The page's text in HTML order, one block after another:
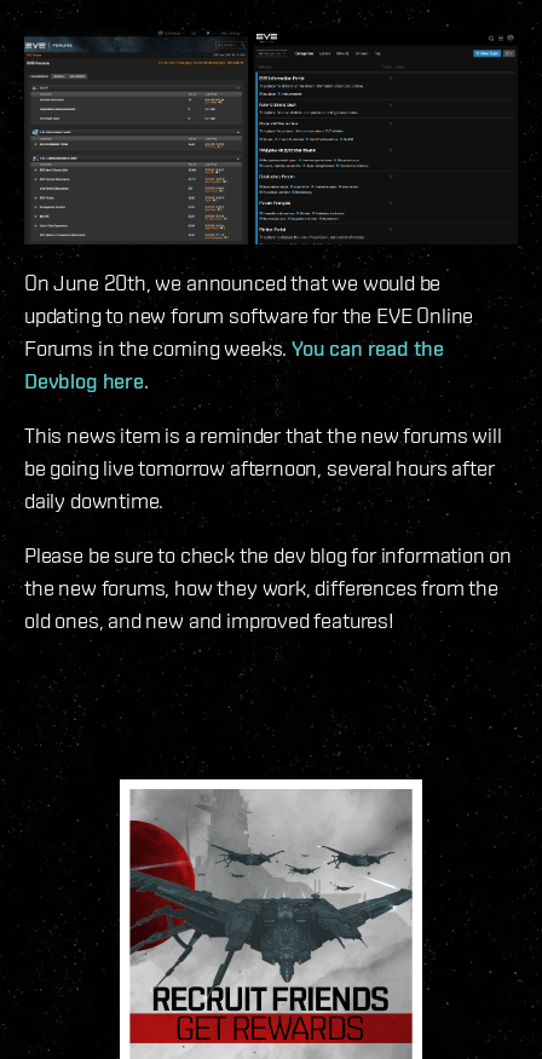
On June 20th, we announced that we would be
updating to new forum software for the EVE Online
Forums in the coming weeks. You can read the
Devblog here.
This news item is a reminder that the new forums will
be going live tomorrow afternoon, several hours after
daily downtime.
Please be sure to check the dev blog for information on
the new forums, how they work, differences from the
old ones, and new and improved features!